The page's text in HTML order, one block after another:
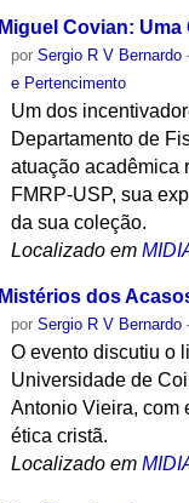
Miguel Covian: Uma
porSergio R V Bernardo
e Pertencimento
Um dos
Departamento de
atuação acadêmica
FMRP-USP, sua
da sua coleção.
Localizado em
Mistérios dos
porSergio R V Bernardo
O evento discutiu o
Universidade de
Antonio Vieira, com
ética cristã.
Localizado em